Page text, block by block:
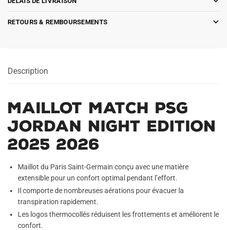
RETOURS & REMBOURSEMENTS
Description
Maillot Match PSG
Jordan Night Edition
2025 2026
Maillot du Paris Saint-Germain conçu avec une matière
extensible pour un confort optimal pendant l’effort.
Il comporte de nombreuses aérations pour évacuer la
transpiration rapidement.
Les logos thermocollés réduisent les frottements et améliorent le
confort.